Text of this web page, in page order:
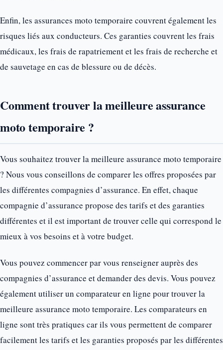
Enfin, les assurances moto temporaire couvrent également les
risques liés aux conducteurs. Ces garanties couvrent les frais
médicaux, les frais de rapatriement et les frais de recherche et
de sauvetage en cas de blessure ou de décès.
Comment trouver la meilleure assurance
moto temporaire ?
Vous souhaitez trouver la meilleure assurance moto temporaire
? Nous vous conseillons de comparer les offres proposées par
les différentes compagnies d’assurance. En effet, chaque
compagnie d’assurance propose des tarifs et des garanties
différentes et il est important de trouver celle qui correspond le
mieux à vos besoins et à votre budget.
Vous pouvez commencer par vous renseigner auprès des
compagnies d’assurance et demander des devis. Vous pouvez
également utiliser un comparateur en ligne pour trouver la
meilleure assurance moto temporaire. Les comparateurs en
ligne sont très pratiques car ils vous permettent de comparer
facilement les tarifs et les garanties proposés par les différentes